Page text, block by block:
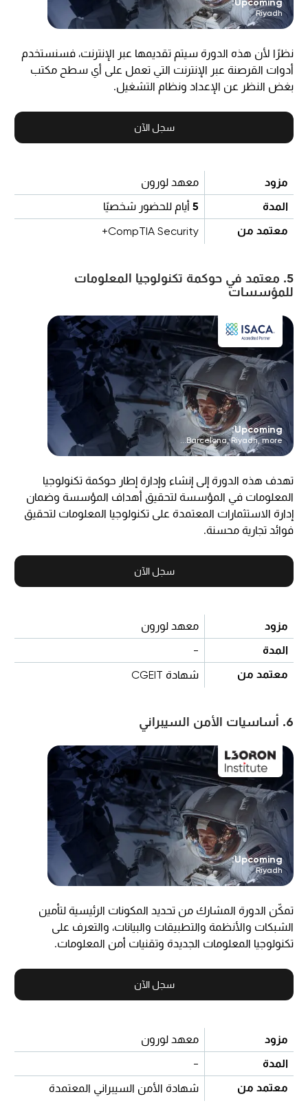
Upcoming:
Riyadh
نظرًا لأن هذه الدورة سيتم تقديمها عبر الإنترنت، فسنستخدم
أدوات القرصنة عبر الإنترنت التي تعمل على أي سطح مكتب
بغض النظر عن الإعداد ونظام التشغيل.
سجل الآن
مزود
معهد لورون
المدة
5 أيام للحضور شخصيًا
معتمد من
CompTIA Security+
5. معتمد في حوكمة تكنولوجيا المعلومات
للمؤسسات
Upcoming:
Barcelona, Riyadh, more...
تهدف هذه الدورة إلى إنشاء وإدارة إطار حوكمة تكنولوجيا
المعلومات في المؤسسة لتحقيق أهداف المؤسسة وضمان
إدارة الاستثمارات المعتمدة على تكنولوجيا المعلومات لتحقيق
فوائد تجارية محسنة.
سجل الآن
مزود
معهد لورون
المدة
-
معتمد من
شهادة CGEIT
6. أساسيات الأمن السيبراني
Upcoming:
Riyadh
تمكّن الدورة المشارك من تحديد المكونات الرئيسية لتأمين
الشبكات والأنظمة والتطبيقات والبيانات، والتعرف على
تكنولوجيا المعلومات الجديدة وتقنيات أمن المعلومات.
سجل الآن
مزود
معهد لورون
المدة
-
معتمد من
شهادة الأمن السيبراني المعتمدة